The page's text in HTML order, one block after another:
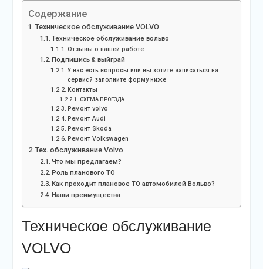
Содержание
Техническое обслуживание VOLVO
Техническое обслуживание вольво
Отзывы о нашей работе
Подпишись & выйграй
У вас есть вопросы или вы хотите записаться на
сервис? заполните форму ниже
Контакты
СХЕМА ПРОЕЗДА
Ремонт volvo
Ремонт Audi
Ремонт Skoda
Ремонт Volkswagen
Тех. обслуживание Volvo
Что мы предлагаем?
Роль планового ТО
Как проходит плановое ТО автомобилей Вольво?
Наши преимущества
Техническое обслуживание
VOLVO